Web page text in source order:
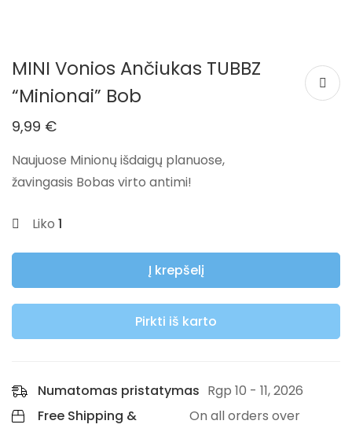
MINI Vonios Ančiukas TUBBZ
“Minionai” Bob
9,99 €
Naujuose Minionų išdaigų planuose,
žavingasis Bobas virto antimi!
Liko 1
Į krepšelį
Pirkti iš karto
Numatomas pristatymas Rgp 10 - 11, 2026
Free Shipping &
On all orders over